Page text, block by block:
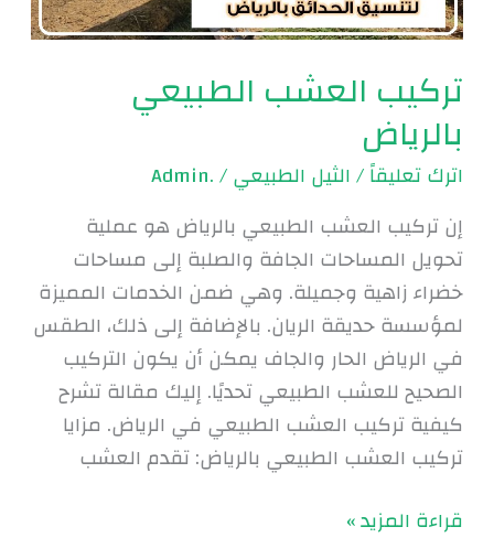
تركيب العشب الطبيعي
بالرياض
اترك تعليقاً/الثيل الطبيعي/
.Admin
إن تركيب العشب الطبيعي بالرياض هو عملية
تحويل المساحات الجافة والصلبة إلى مساحات
خضراء زاهية وجميلة. وهي ضمن الخدمات المميزة
لمؤسسة حديقة الريان. بالإضافة إلى ذلك، الطقس
في الرياض الحار والجاف يمكن أن يكون التركيب
الصحيح للعشب الطبيعي تحديًا. إليك مقالة تشرح
كيفية تركيب العشب الطبيعي في الرياض. مزايا
تركيب العشب الطبيعي بالرياض: تقدم العشب
قراءة المزيد »